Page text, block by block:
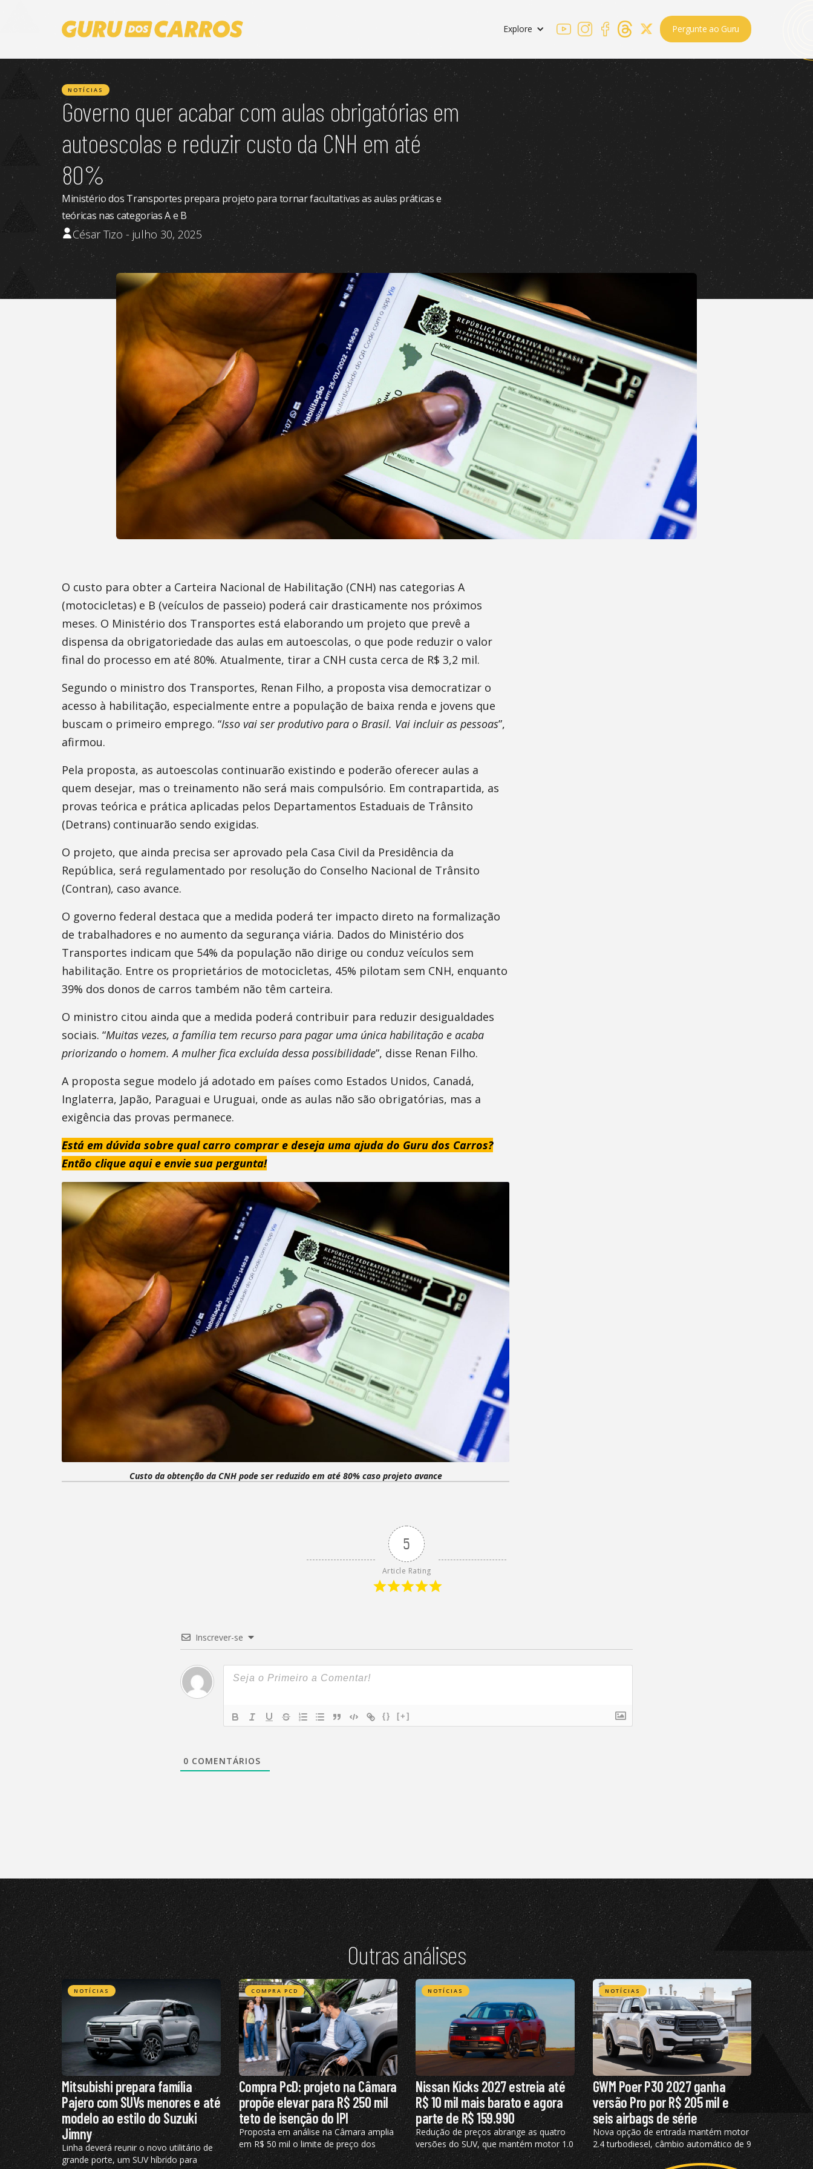
Explore Pergunte ao Guru
NOTÍCIAS
Governo quer acabar com aulas obrigatórias em
autoescolas e reduzir custo da CNH em até
80%
Ministério dos Transportes prepara projeto para tornar facultativas as aulas práticas e
teóricas nas categorias A e B
César Tizo - julho 30, 2025
O custo para obter a Carteira Nacional de Habilitação (CNH) nas categorias A
(motocicletas) e B (veículos de passeio) poderá cair drasticamente nos próximos
meses. O Ministério dos Transportes está elaborando um projeto que prevê a
dispensa da obrigatoriedade das aulas em autoescolas, o que pode reduzir o valor
final do processo em até 80%. Atualmente, tirar a CNH custa cerca de R$ 3,2 mil.
Segundo o ministro dos Transportes, Renan Filho, a proposta visa democratizar o
acesso à habilitação, especialmente entre a população de baixa renda e jovens que
buscam o primeiro emprego. “Isso vai ser produtivo para o Brasil. Vai incluir as pessoas”,
afirmou.
Pela proposta, as autoescolas continuarão existindo e poderão oferecer aulas a
quem desejar, mas o treinamento não será mais compulsório. Em contrapartida, as
provas teórica e prática aplicadas pelos Departamentos Estaduais de Trânsito
(Detrans) continuarão sendo exigidas.
O projeto, que ainda precisa ser aprovado pela Casa Civil da Presidência da
República, será regulamentado por resolução do Conselho Nacional de Trânsito
(Contran), caso avance.
O governo federal destaca que a medida poderá ter impacto direto na formalização
de trabalhadores e no aumento da segurança viária. Dados do Ministério dos
Transportes indicam que 54% da população não dirige ou conduz veículos sem
habilitação. Entre os proprietários de motocicletas, 45% pilotam sem CNH, enquanto
39% dos donos de carros também não têm carteira.
O ministro citou ainda que a medida poderá contribuir para reduzir desigualdades
sociais. “Muitas vezes, a família tem recurso para pagar uma única habilitação e acaba
priorizando o homem. A mulher fica excluída dessa possibilidade”, disse Renan Filho.
A proposta segue modelo já adotado em países como Estados Unidos, Canadá,
Inglaterra, Japão, Paraguai e Uruguai, onde as aulas não são obrigatórias, mas a
exigência das provas permanece.
Está em dúvida sobre qual carro comprar e deseja uma ajuda do Guru dos Carros?
Então clique aqui e envie sua pergunta!
Custo da obtenção da CNH pode ser reduzido em até 80% caso projeto avance
5
Article Rating
Inscrever-se
{} [+]
0 COMENTÁRIOS
Outras análises
NOTÍCIAS
Mitsubishi prepara família
Pajero com SUVs menores e até
modelo ao estilo do Suzuki
Jimny
Linha deverá reunir o novo utilitário de
grande porte, um SUV híbrido para
COMPRA PCD
Compra PcD: projeto na Câmara
propõe elevar para R$ 250 mil
teto de isenção do IPI
Proposta em análise na Câmara amplia
em R$ 50 mil o limite de preço dos
veículos elegíveis ao benefício, hoje
NOTÍCIAS
Nissan Kicks 2027 estreia até
R$ 10 mil mais barato e agora
parte de R$ 159.990
Redução de preços abrange as quatro
versões do SUV, que mantém motor 1.0
turbo de 125 cv e câmbio de dupla
NOTÍCIAS
GWM Poer P30 2027 ganha
versão Pro por R$ 205 mil e
seis airbags de série
Nova opção de entrada mantém motor
2.4 turbodiesel, câmbio automático de 9
marchas, além de tração 4×4